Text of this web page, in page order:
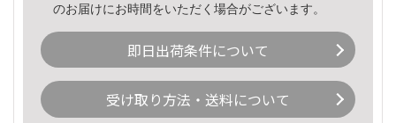
のお届けにお時間をいただく場合がございます。
即日出荷条件について
受け取り方法・送料について